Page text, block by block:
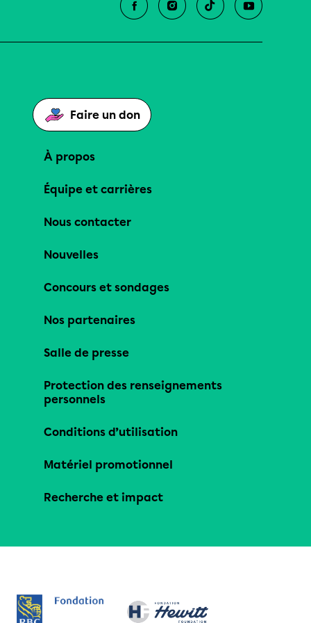
Faire un don
À propos
Équipe et carrières
Nous contacter
Nouvelles
Concours et sondages
Nos partenaires
Salle de presse
Protection des renseignements
personnels
Conditions d’utilisation
Matériel promotionnel
Recherche et impact